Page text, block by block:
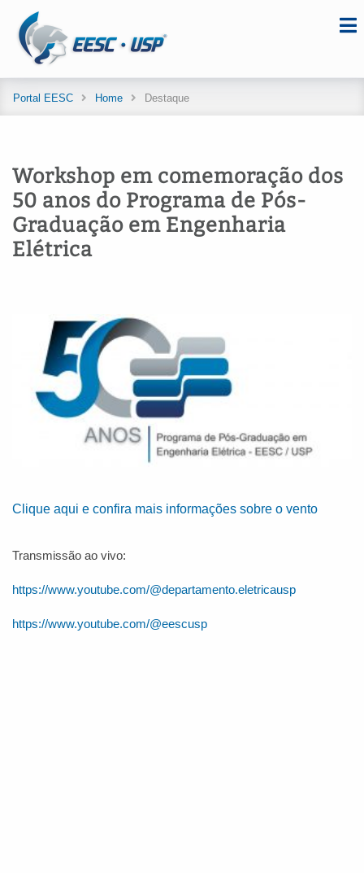
Portal EESC Home Destaque
Workshop em comemoração dos
50 anos do Programa de Pós-
Graduação em Engenharia
Elétrica
Clique aqui e confira mais informações sobre o vento
Transmissão ao vivo:
https://www.youtube.com/@departamento.eletricausp
https://www.youtube.com/@eescusp